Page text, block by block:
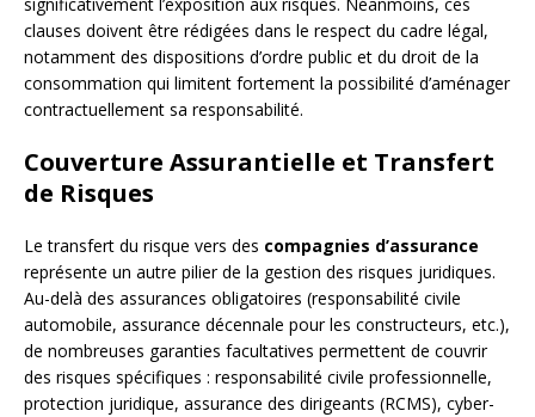
clauses doivent être rédigées dans le respect du cadre légal,
notamment des dispositions d’ordre public et du droit de la
consommation qui limitent fortement la possibilité d’aménager
contractuellement sa responsabilité.
Couverture Assurantielle et Transfert
de Risques
Le transfert du risque vers des compagnies d’assurance
représente un autre pilier de la gestion des risques juridiques.
Au-delà des assurances obligatoires (responsabilité civile
automobile, assurance décennale pour les constructeurs, etc.),
de nombreuses garanties facultatives permettent de couvrir
des risques spécifiques : responsabilité civile professionnelle,
protection juridique, assurance des dirigeants (RCMS), cyber-